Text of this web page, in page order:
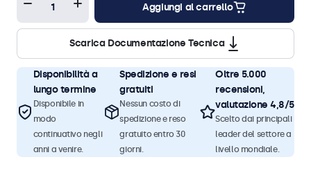
Aggiungi al carrello
Scarica Documentazione Tecnica
Disponibilità a
lungo termine
Disponibile in
modo
continuativo negli
anni a venire.
Spedizione e resi
gratuiti
Nessun costo di
spedizione e reso
gratuito entro 30
giorni.
Oltre 5.000
recensioni,
valutazione 4,8/5
Scelto dai principali
leader del settore a
livello mondiale.